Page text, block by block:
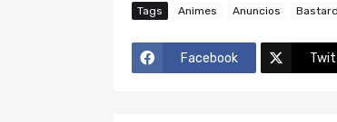
Tags Animes Anuncios
Facebook